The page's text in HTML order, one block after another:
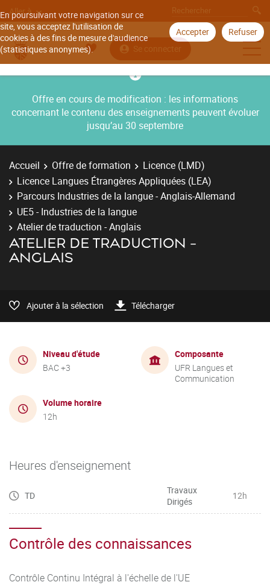
En poursuivant votre navigation sur ce
site, vous acceptez l'utilisation de
cookies à des fins de mesure d'audience
(statistiques anonymes).
Accepter Refuser
Aller à
Se connecter
Offre en cours de modification : les informations
concernant le contenu des enseignements peuvent évoluer
jusqu’au 30 septembre
Accueil Offre de formation
Licence (LMD)
Licence Langues Étrangères Appliquées (LEA)
Parcours Industries de la langue - Anglais-Allemand
UE5 - Industries de la langue
Atelier de traduction - Anglais
ATELIER DE TRADUCTION -
ANGLAIS
Ajouter à la sélection Télécharger
Niveau d'étude
BAC +3
Composante
UFR Langues et
Communication
Volume horaire
12h
Heures d'enseignement
TD
Travaux
Dirigés
12h
Contrôle des connaissances
Contrôle Continu Intégral à l'échelle de l'UE